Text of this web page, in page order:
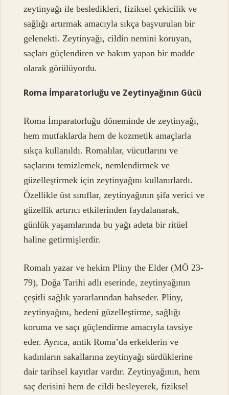
zeytinyağı ile besledikleri, fiziksel çekicilik ve
sağlığı artırmak amacıyla sıkça başvurulan bir
gelenekti. Zeytinyağı, cildin nemini koruyan,
saçları güçlendiren ve bakım yapan bir madde
olarak görülüyordu.
Roma İmparatorluğu ve Zeytinyağının Gücü
Roma İmparatorluğu döneminde de zeytinyağı,
hem mutfaklarda hem de kozmetik amaçlarla
sıkça kullanıldı. Romalılar, vücutlarını ve
saçlarını temizlemek, nemlendirmek ve
güzelleştirmek için zeytinyağını kullanırlardı.
Özellikle üst sınıflar, zeytinyağının şifa verici ve
güzellik artırıcı etkilerinden faydalanarak,
günlük yaşamlarında bu yağı adeta bir ritüel
haline getirmişlerdir.
Romalı yazar ve hekim Pliny the Elder (MÖ 23-
79), Doğa Tarihi adlı eserinde, zeytinyağının
çeşitli sağlık yararlarından bahseder. Pliny,
zeytinyağını, bedeni güzelleştirme, sağlığı
koruma ve saçı güçlendirme amacıyla tavsiye
eder. Ayrıca, antik Roma’da erkeklerin ve
kadınların sakallarına zeytinyağı sürdüklerine
dair tarihsel kayıtlar vardır. Zeytinyağının, hem
saç derisini hem de cildi besleyerek, fiziksel